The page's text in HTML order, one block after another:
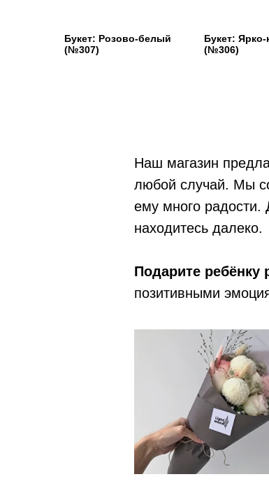
Букет: Розово-белый
(№307)
Букет:
(№306)
Наш магазин
любой случай. Мы
ему много радости.
находитесь далеко.
Подарите ребёнку
позитивными